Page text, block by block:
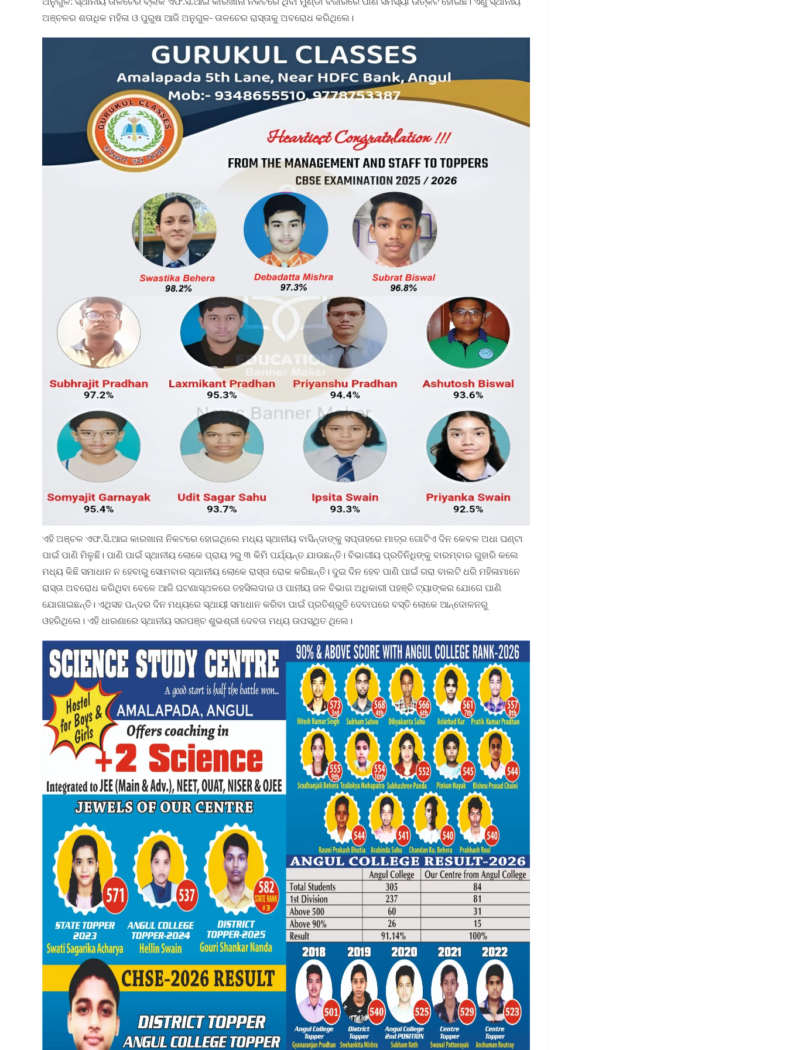
ଅଞ୍ଚଳର ଶତାଧିକ ମହିଳା ଓ ପୁରୁଷ ଆଜି ଅନୁଗୁଳ- ତାଳଚେର ରାସ୍ତାକୁ ଅବରୋଧ କରିଥିଲେ।
ଏହି ଅଞ୍ଚଳ ଏଫ.ସି.ଆଇ କାରଖାନା ନିକଟରେ ହୋଇଥିଲେ ମଧ୍ୟ ସ୍ଥାନୀୟ ବାସିନ୍ଦାଙ୍କୁ ସପ୍ତାହରେ ମାତ୍ର ଗୋଟିଏ ଦିନ କେବଳ ଅଧା ଘଣ୍ଟା
ପାଇଁ ପାଣି ମିଳୁଛି। ପାଣି ପାଇଁ ସ୍ଥାନୀୟ ଲୋକେ ପ୍ରାୟ ୨ରୁ ୩ କିମି ପର୍ଯ୍ୟନ୍ତ ଯାଉଛନ୍ତି। ବିଭାଗୀୟ ପ୍ରତିନିଧିଙ୍କୁ ବାରମ୍ବାର ଗୁହାରି କଲେ
ମଧ୍ୟ କିଛି ସମାଧାନ ନ ହେବାରୁ ସୋମବାର ସ୍ଥାନୀୟ ଲୋକେ ରାସ୍ତା ରୋକ କରିଛନ୍ତି। ଦୁଇ ଦିନ ହେବ ପାଣି ପାଇଁ ଗରା ବାଲଟି ଧରି ମହିଳାମାନେ
ରାସ୍ତା ଅବରୋଧ କରିଥିବା ବେଳେ ଆଜି ଘଟଣାସ୍ଥଳରେ ତହସିଲଦାର ଓ ପାନୀୟ ଜଳ ବିଭାଗ ଅଧିକାରୀ ପହଞ୍ଚି ଟ୍ୟାଙ୍କର ଯୋଗେ ପାଣି
ଯୋଗାଇଛନ୍ତି। ଏଥିସହ ପନ୍ଦର ଦିନ ମଧ୍ୟରେ ସ୍ଥାୟୀ ସମାଧାନ କରିବା ପାଇଁ ପ୍ରତିଶ୍ରୁତି ଦେବାପରେ ବସ୍ତି ଲୋକେ ଆନ୍ଦୋଳନରୁ
ଓହରିଥିଲେ। ଏହି ଧାରଣାରେ ସ୍ଥାନୀୟ ସରପଞ୍ଚ ଶୁଭଶ୍ରୀ ଦେବତା ମଧ୍ୟ ଉପସ୍ଥିତ ଥିଲେ।